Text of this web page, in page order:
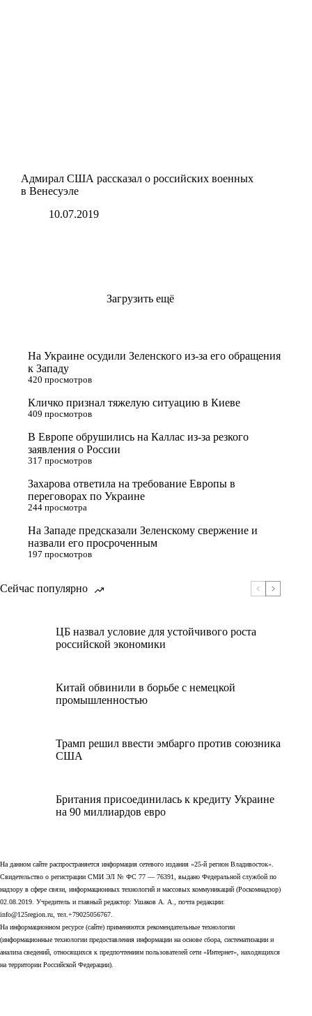
Адмирал США рассказал о российских военных
в Венесуэле
10.07.2019
Загрузить ещё
На Украине осудили Зеленского из-за его обращения
к Западу
420 просмотров
Кличко признал тяжелую ситуацию в Киеве
409 просмотров
В Европе обрушились на Каллас из-за резкого
заявления о России
317 просмотров
Захарова ответила на требование Европы в
переговорах по Украине
244 просмотра
На Западе предсказали Зеленскому свержение и
назвали его просроченным
197 просмотров
Сейчас популярно
ЦБ назвал условие для устойчивого роста
российской экономики
Китай обвинили в борьбе с немецкой
промышленностью
Трамп решил ввести эмбарго против союзника
США
Британия присоединилась к кредиту Украине
на 90 миллиардов евро
На данном сайте распространяется информация сетевого издания «25-й регион Владивосток».
Свидетельство о регистрации СМИ ЭЛ № ФС 77 — 76391, выдано Федеральной службой по
надзору в сфере связи, информационных технологий и массовых коммуникаций (Роскомнадзор)
02.08.2019. Учредитель и главный редактор: Ушаков А. А., почта редакции:
info@125region.ru, тел.+79025056767.
На информационном ресурсе (сайте) применяются рекомендательные технологии
(информационные технологии предоставления информации на основе сбора, систематизации и
анализа сведений, относящихся к предпочтениям пользователей сети «Интернет», находящихся
на территории Российской Федерации).